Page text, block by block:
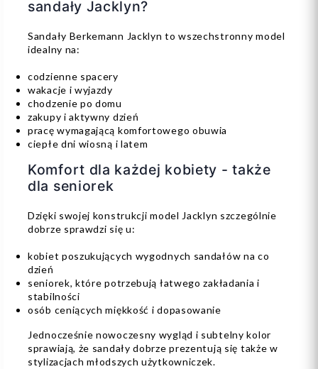
sandały Jacklyn?
Sandały Berkemann Jacklyn to wszechstronny model
idealny na:
codzienne spacery
wakacje i wyjazdy
chodzenie po domu
zakupy i aktywny dzień
pracę wymagającą komfortowego obuwia
ciepłe dni wiosną i latem
Komfort dla każdej kobiety - także
dla seniorek
Dzięki swojej konstrukcji model Jacklyn szczególnie
dobrze sprawdzi się u:
kobiet poszukujących wygodnych sandałów na co
dzień
seniorek, które potrzebują łatwego zakładania i
stabilności
osób ceniących miękkość i dopasowanie
Jednocześnie nowoczesny wygląd i subtelny kolor
sprawiają, że sandały dobrze prezentują się także w
stylizacjach młodszych użytkowniczek.